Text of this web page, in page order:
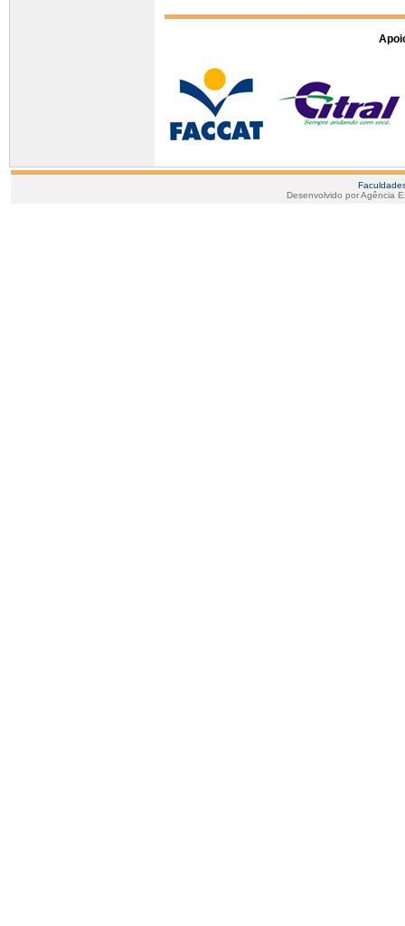
Desenvolvido por Agência